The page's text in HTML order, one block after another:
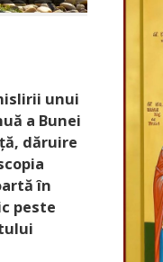
unui
a Bunei
dăruire
în
peste